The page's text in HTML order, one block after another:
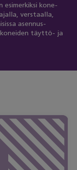
esimerkiksi kone-
verstaalla,
asennus-
täyttö- ja